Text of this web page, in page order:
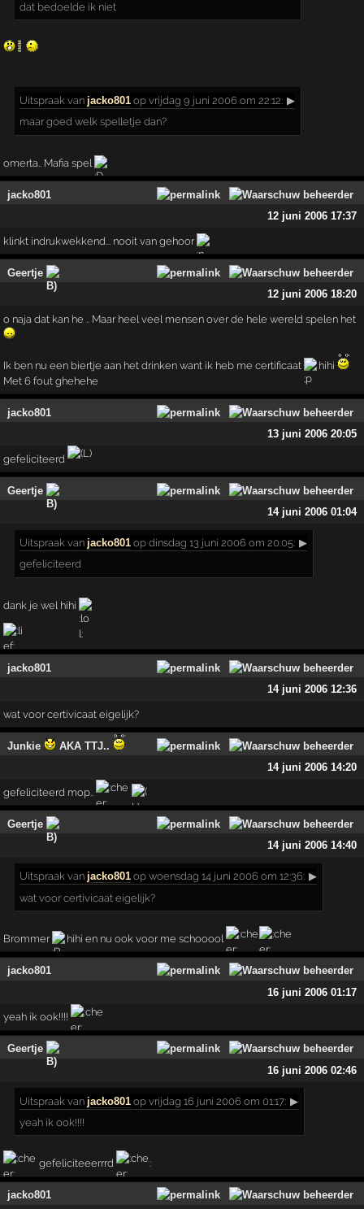
dat bedoelde ik niet
Uitspraak van jacko801 op vrijdag 9 juni 2006 om 22:12: ▶
maar goed welk spelletje dan?
omerta.. Mafia spel
jacko801
12 juni 2006 17:37
klinkt indrukwekkend... nooit van gehoor
Geertje
12 juni 2006 18:20
o naja dat kan he .. Maar heel veel mensen over de hele wereld spelen het
Ik ben nu een biertje aan het drinken want ik heb me certificaat
hihi
Met 6 fout ghehehe
jacko801
13 juni 2006 20:05
gefeliciteerd
Geertje
14 juni 2006 01:04
Uitspraak van jacko801 op dinsdag 13 juni 2006 om 20:05: ▶
gefeliciteerd
dank je wel hihi
jacko801
14 juni 2006 12:36
wat voor certivicaat eigelijk?
Junkie
AKA TTJ..
14 juni 2006 14:20
gefeliciteerd mop..
Geertje
14 juni 2006 14:40
Uitspraak van jacko801 op woensdag 14 juni 2006 om 12:36: ▶
wat voor certivicaat eigelijk?
Brommer hihi en nu ook voor me schooool
jacko801
16 juni 2006 01:17
yeah ik ook!!!!
Geertje
16 juni 2006 02:46
Uitspraak van jacko801 op vrijdag 16 juni 2006 om 01:17: ▶
yeah ik ook!!!!
gefeliciteeerrrd :
jacko801